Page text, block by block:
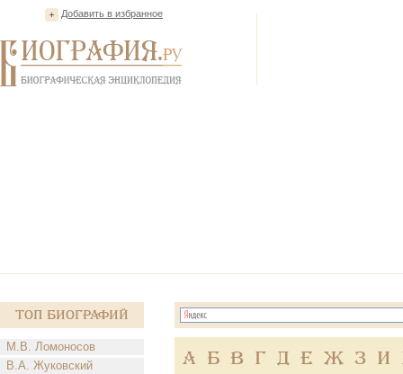
Добавить в избранное
Топ Биографий
М.В. Ломоносов
В.А. Жуковский
А Б В Г Д Е Ж З И